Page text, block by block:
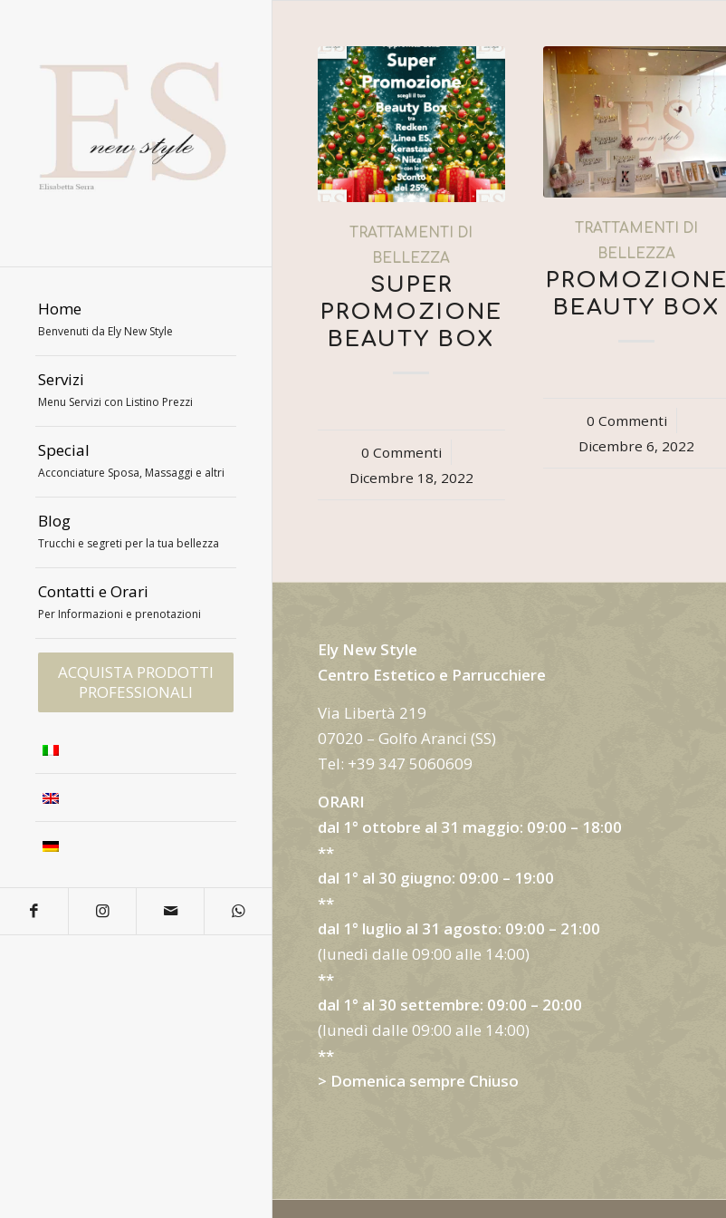
Home
Benvenuti da Ely New Style
Servizi
Menu Servizi con Listino Prezzi
Special
Acconciature Sposa, Massaggi e altri
Blog
Trucchi e segreti per la tua bellezza
Contatti e Orari
Per Informazioni e prenotazioni
ACQUISTA PRODOTTI
PROFESSIONALI
TRATTAMENTI DI
BELLEZZA
SUPER
PROMOZIONE
BEAUTY BOX
0 Commenti
/
Dicembre 18, 2022
TRATTAMENTI DI
BELLEZZA
PROMOZIONE
BEAUTY BOX
0 Commenti
/
Dicembre 6, 2022
Ely New Style
Centro Estetico e Parrucchiere
Via Libertà 219
07020 – Golfo Aranci (SS)
Tel: +39 347 5060609
ORARI
dal 1° ottobre al 31 maggio: 09:00 – 18:00
**
dal 1° al 30 giugno: 09:00 – 19:00
**
dal 1° luglio al 31 agosto: 09:00 – 21:00
(lunedì dalle 09:00 alle 14:00)
**
dal 1° al 30 settembre: 09:00 – 20:00
(lunedì dalle 09:00 alle 14:00)
**
> Domenica sempre Chiuso